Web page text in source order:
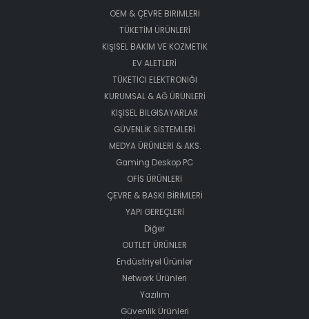
OEM & ÇEVRE BİRİMLERİ
TÜKETİM ÜRÜNLERİ
KİŞİSEL BAKIM VE KOZMETİK
EV ALETLERİ
TÜKETİCİ ELEKTRONİĞİ
KURUMSAL & AĞ ÜRÜNLERİ
KİŞİSEL BİLGİSAYARLAR
GÜVENLİK SİSTEMLERİ
MEDYA ÜRÜNLERİ & AKS.
Gaming Deskop PC
OFİS ÜRÜNLERİ
ÇEVRE & BASKI BİRİMLERİ
YAPI GEREÇLERİ
Diğer
OUTLET ÜRÜNLER
Endüstriyel Ürünler
Network Ürünleri
Yazılım
Güvenlik Ürünleri